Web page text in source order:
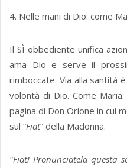
4. Nelle mani di Dio: come
Il SÌ obbediente unifica
ama Dio e serve il
rimboccate. Via alla santità
volontà di Dio. Come
pagina di Don Orione in cui
sul “Fiat” della Madonna.
"Fiat! Pronunciatela questa